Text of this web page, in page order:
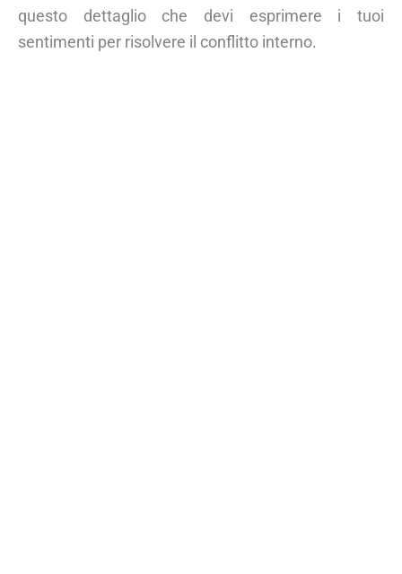
questo dettaglio che devi esprimere i tuoi
sentimenti per risolvere il conflitto interno.